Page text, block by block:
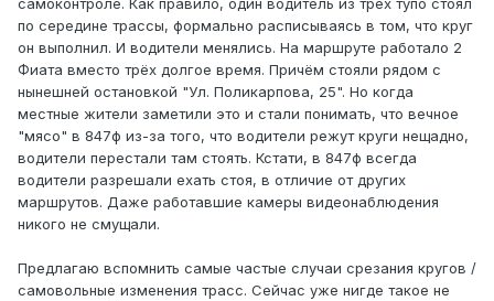
самоконтроле. Как правило, один водитель из трёх тупо стоял
по середине трассы, формально расписываясь в том, что круг
он выполнил. И водители менялись. На маршруте работало 2
Фиата вместо трёх долгое время. Причём стояли рядом с
нынешней остановкой "Ул. Поликарпова, 25". Но когда
местные жители заметили это и стали понимать, что вечное
"мясо" в 847ф из-за того, что водители режут круги нещадно,
водители перестали там стоять. Кстати, в 847ф всегда
водители разрешали ехать стоя, в отличие от других
маршрутов. Даже работавшие камеры видеонаблюдения
никого не смущали.
Предлагаю вспомнить самые частые случаи срезания кругов /
самовольные изменения трасс. Сейчас уже нигде такое не